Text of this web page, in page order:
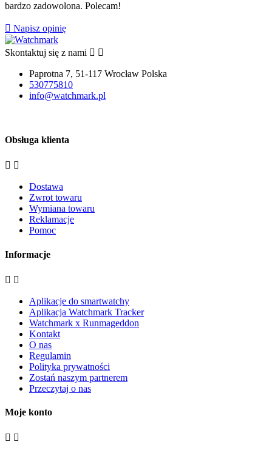
bardzo zadowolona. Polecam!
 Napisz opinię
Skontaktuj się z nami  
Paprotna 7, 51-117 Wrocław Polska
530775810
info@watchmark.pl
Obsługa klienta
 
Dostawa
Zwrot towaru
Wymiana towaru
Reklamacje
Pomoc
Informacje
 
Aplikacje do smartwatchy
Aplikacja Watchmark Tracker
Watchmark x Runmageddon
Kontakt
O nas
Regulamin
Polityka prywatności
Zostań naszym partnerem
Przeczytaj o nas
Moje konto
 